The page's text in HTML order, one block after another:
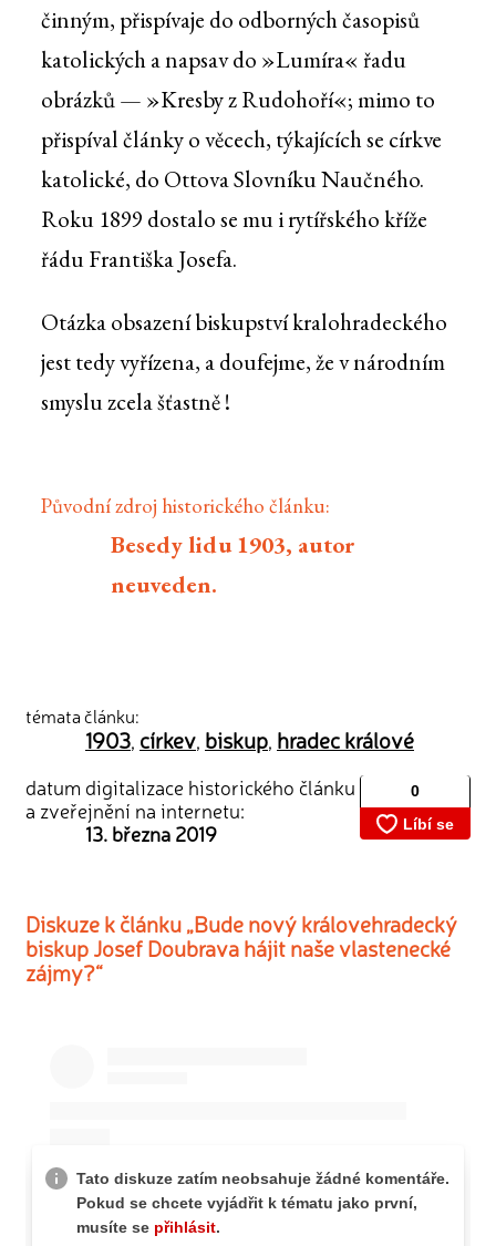
činným, přispívaje do odborných časopisů
katolických a napsav do »Lumíra« řadu
obrázků — »Kresby z Rudohoří«; mimo to
přispíval články o věcech, týkajících se církve
katolické, do Ottova Slovníku Naučného.
Roku 1899 dostalo se mu i rytířského kříže
řádu Františka Josefa.
Otázka obsazení biskupství kralohradeckého
jest tedy vyřízena, a doufejme, že v národním
smyslu zcela šťastně !
Původní zdroj historického článku:
Besedy lidu 1903, autor
neuveden.
témata článku:
1903, církev, biskup, hradec králové
datum digitalizace historického článku
a zveřejnění na internetu:
13. března 2019
Diskuze k článku „Bude nový královehradecký
biskup Josef Doubrava hájit naše vlastenecké
zájmy?“